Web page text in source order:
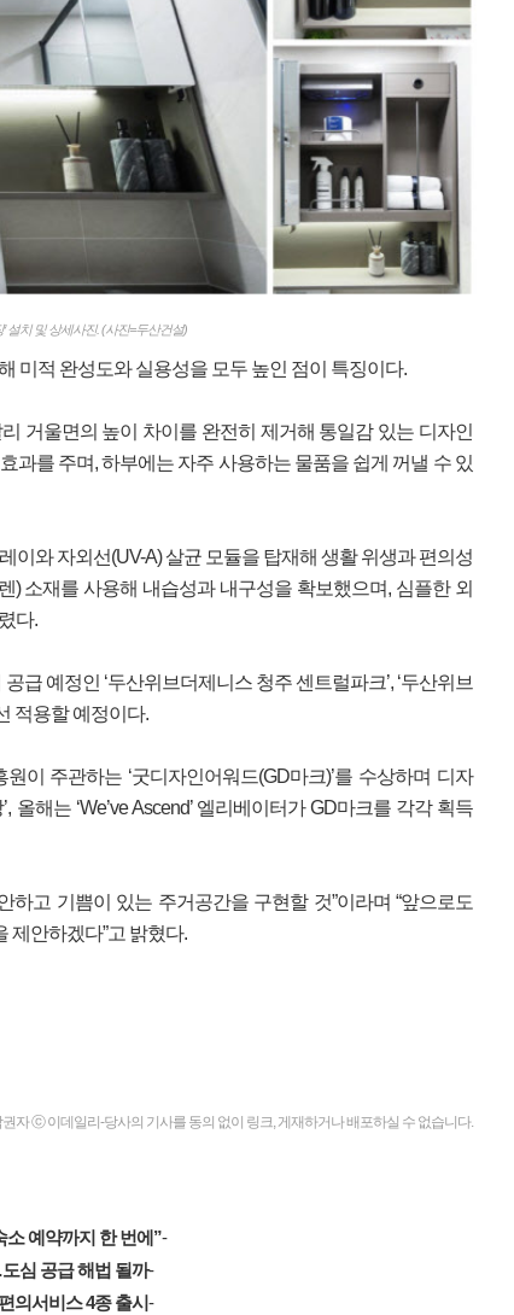
설치 및 상세사진. (사진=두산건설)
미적 완성도와 실용성을 모두 높인 점이 특징이다.
거울면의 높이 차이를 완전히 제거해 통일감 있는 디자인
과를 주며, 하부에는 자주 사용하는 물품을 쉽게 꺼낼 수 있
이와 자외선(UV-A) 살균 모듈을 탑재해 생활 위생과 편의성
) 소재를 사용해 내습성과 내구성을 확보했으며, 심플한 외
다.
급 예정인 ‘두산위브더제니스 청주 센트럴파크’, ‘두산위브
적용할 예정이다.
이 주관하는 ‘굿디자인어워드(GD마크)’를 수상하며 디자
해는 ‘We’ve Ascend’ 엘리베이터가 GD마크를 각각 획득
고 기쁨이 있는 주거공간을 구현할 것”이라며 “앞으로도
제안하겠다”고 밝혔다.
권자 ⓒ 이데일리-당사의 기사를 동의 없이 링크, 게재하거나 배포하실 수 없습니다.
-
소 예약까지 한 번에”
-
심 공급 해법 될까
-
의서비스 4종 출시